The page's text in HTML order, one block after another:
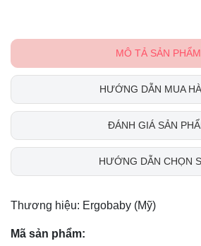
MÔ TẢ SẢN PHẨM
HƯỚNG DẪN MUA
ĐÁNH GIÁ SẢN
HƯỚNG DẪN CHỌN
Thương hiệu: Ergobaby (Mỹ)
Mã sản phẩm: